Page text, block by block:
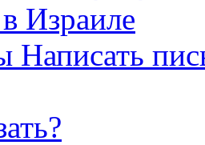
Израиле
Написать